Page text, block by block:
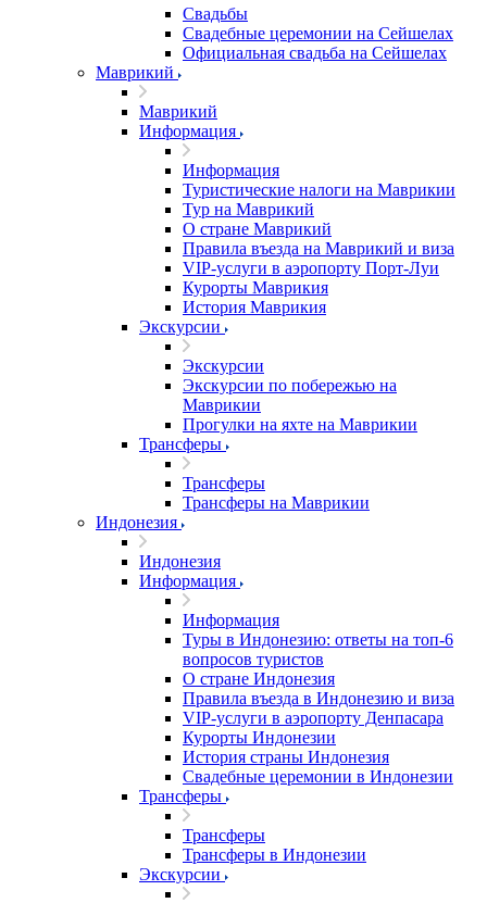
Свадьбы
Свадебные церемонии на Сейшелах
Официальная свадьба на Сейшелах
Маврикий
Маврикий
Информация
Информация
Туристические налоги на Маврикии
Тур на Маврикий
О стране Маврикий
Правила въезда на Маврикий и виза
VIP-услуги в аэропорту Порт-Луи
Курорты Маврикия
История Маврикия
Экскурсии
Экскурсии
Экскурсии по побережью на
Маврикии
Прогулки на яхте на Маврикии
Трансферы
Трансферы
Трансферы на Маврикии
Индонезия
Индонезия
Информация
Информация
Туры в Индонезию: ответы на топ-6
вопросов туристов
О стране Индонезия
Правила въезда в Индонезию и виза
VIP-услуги в аэропорту Денпасара
Курорты Индонезии
История страны Индонезия
Свадебные церемонии в Индонезии
Трансферы
Трансферы
Трансферы в Индонезии
Экскурсии